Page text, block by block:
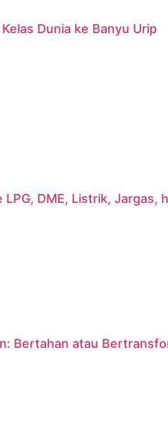
Dunia ke Banyu Urip
DME, Listrik, Jargas,
Bertahan atau